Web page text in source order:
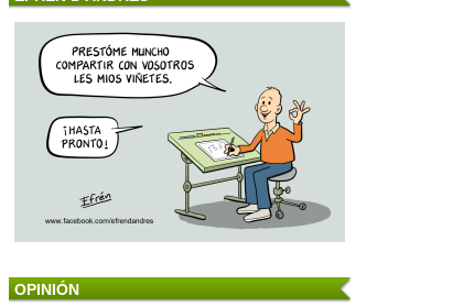
OPINIÓN